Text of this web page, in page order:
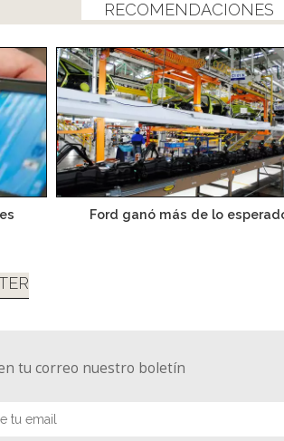
RECOMENDACIONES
Ford ganó más de lo
tu correo nuestro boletín